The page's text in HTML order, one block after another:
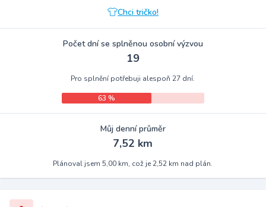
Chci tričko!
Počet dní se splněnou osobní výzvou
19
Pro splnění potřebuji alespoň 27 dní.
63 %
Můj denní průměr
7,52 km
Plánoval jsem 5,00 km, což je 2,52 km nad plán.